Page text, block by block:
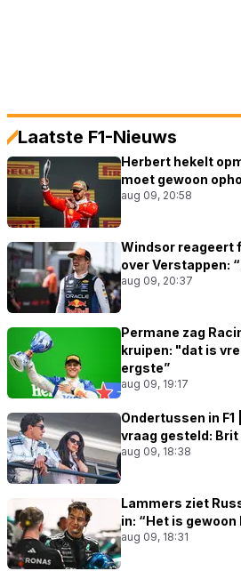
Laatste F1-Nieuws
Herbert hekelt
moet gewoon
aug 09, 20:58
Windsor reageert
over Verstappen:
aug 09, 20:37
Permane zag
kruipen: "dat is
ergste”
aug 09, 19:17
Ondertussen in
vraag gesteld:
aug 09, 18:38
Lammers ziet
in: “Het is
aug 09, 18:31